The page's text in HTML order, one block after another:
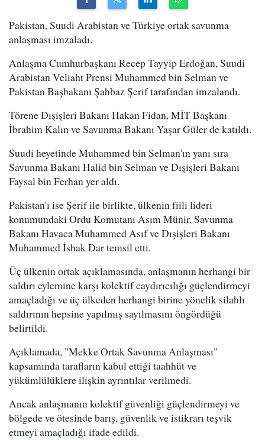
Pakistan, Suudi Arabistan ve Türkiye ortak savunma
anlaşması imzaladı.
Anlaşma Cumhurbaşkanı Recep Tayyip Erdoğan, Suudi
Arabistan Veliaht Prensi Muhammed bin Selman ve
Pakistan Başbakanı Şahbaz Şerif tarafından imzalandı.
Törene Dışişleri Bakanı Hakan Fidan, MİT Başkanı
İbrahim Kalın ve Savunma Bakanı Yaşar Güler de katıldı.
Suudi heyetinde Muhammed bin Selman'ın yanı sıra
Savunma Bakanı Halid bin Selman ve Dışişleri Bakanı
Faysal bin Ferhan yer aldı.
Pakistan'ı ise Şerif ile birlikte, ülkenin fiili lideri
konumundaki Ordu Komutanı Asım Münir, Savunma
Bakanı Havaca Muhammed Asıf ve Dışişleri Bakanı
Muhammed İshak Dar temsil etti.
Üç ülkenin ortak açıklamasında, anlaşmanın herhangi bir
saldırı eylemine karşı kolektif caydırıcılığı güçlendirmeyi
amaçladığı ve üç ülkeden herhangi birine yönelik silahlı
saldırının hepsine yapılmış sayılmasını öngördüğü
belirtildi.
Açıklamada, "Mekke Ortak Savunma Anlaşması"
kapsamında tarafların kabul ettiği taahhüt ve
yükümlülüklere ilişkin ayrıntılar verilmedi.
Ancak anlaşmanın kolektif güvenliği güçlendirmeyi ve
bölgede ve ötesinde barış, güvenlik ve istikrarı teşvik
etmeyi amaçladığı ifade edildi.